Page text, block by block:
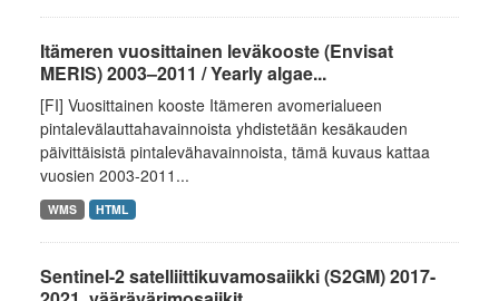
Itämeren vuosittainen leväkooste (Envisat
MERIS) 2003–2011 / Yearly algae...
[FI] Vuosittainen kooste Itämeren avomerialueen
pintalevälauttahavainnoista yhdistetään kesäkauden
päivittäisistä pintalevähavainnoista, tämä kuvaus kattaa
vuosien 2003-2011...
WMS HTML
Sentinel-2 satelliittikuvamosaiikki (S2GM) 2017-